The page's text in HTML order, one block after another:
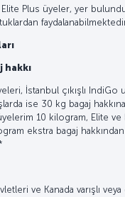
Plus üyeler, yer
hakkı
İstanbul çıkışlı IndiGo
ise 30 kg bagaj
10 kilogram, Elite ve
ekstra bagaj hakkından
ve Kanada varışlı veya